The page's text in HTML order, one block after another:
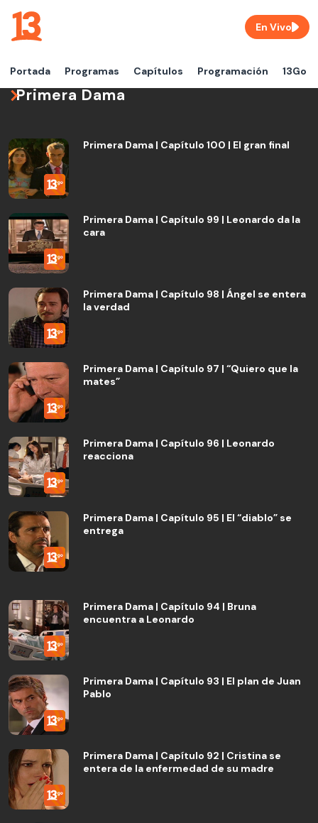
Portada Programas Capítulos Programación 13Go
En Vivo
Primera Dama
Primera Dama | Capítulo 100 | El gran final
Primera Dama | Capítulo 99 | Leonardo da la
cara
Primera Dama | Capítulo 98 | Ángel se entera
la verdad
Primera Dama | Capítulo 97 | “Quiero que la
mates”
Primera Dama | Capítulo 96 | Leonardo
reacciona
Primera Dama | Capítulo 95 | El “diablo” se
entrega
Primera Dama | Capítulo 94 | Bruna
encuentra a Leonardo
Primera Dama | Capítulo 93 | El plan de Juan
Pablo
Primera Dama | Capítulo 92 | Cristina se
entera de la enfermedad de su madre